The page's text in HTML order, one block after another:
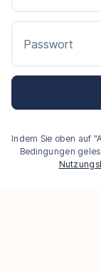
Passwort
Indem Sie oben auf
Bedingungen